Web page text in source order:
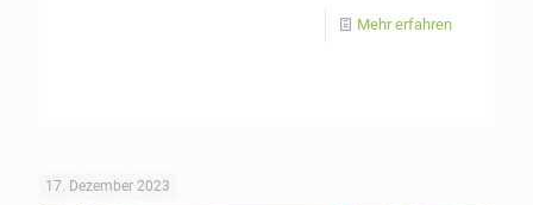
Mehr erfahren
17. Dezember 2023